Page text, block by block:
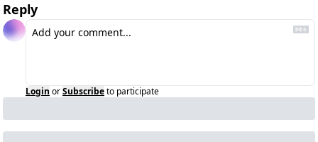
Reply
Login orSubscribeto participate